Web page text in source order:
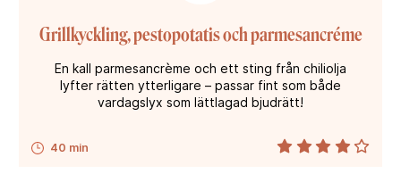
40 min
Grillkyckling, pestopotatis och parmesancréme
En kall parmesancrème och ett sting från chiliolja
lyfter rätten ytterligare – passar fint som både
vardagslyx som lättlagad bjudrätt!